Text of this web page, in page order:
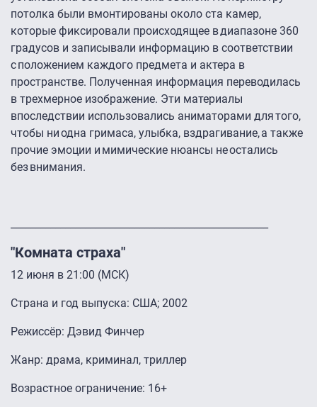
потолка были вмонтированы около ста камер,
которые фиксировали происходящее в диапазоне 360
градусов и записывали информацию в соответствии
с положением каждого предмета и актера в
пространстве. Полученная информация переводилась
в трехмерное изображение. Эти материалы
впоследствии использовались аниматорами для того,
чтобы ни одна гримаса, улыбка, вздрагивание, а также
прочие эмоции и мимические нюансы не остались
без внимания.
"Комната страха"
12 июня в 21:00 (МСК)
Страна и год выпуска: США; 2002
Режиссёр: Дэвид Финчер
Жанр: драма, криминал, триллер
Возрастное ограничение: 16+